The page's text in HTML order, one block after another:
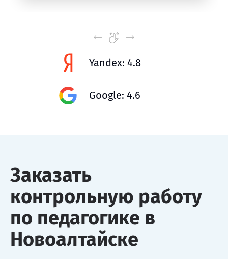
Yandex: 4.8
Google: 4.6
Заказать
контрольную работу
по педагогике в
Новоалтайске